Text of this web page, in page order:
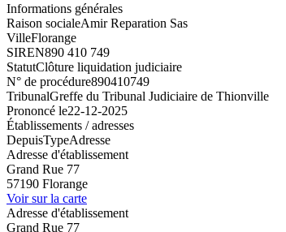
Informations générales
Raison socialeAmir Reparation Sas
VilleFlorange
SIREN890 410 749
StatutClôture liquidation judiciaire
N° de procédure890410749
TribunalGreffe du Tribunal Judiciaire de Thionville
Prononcé le22-12-2025
Établissements / adresses
DepuisTypeAdresse
Adresse d'établissement
Grand Rue 77
57190 Florange
Voir sur la carte
Adresse d'établissement
Grand Rue 77